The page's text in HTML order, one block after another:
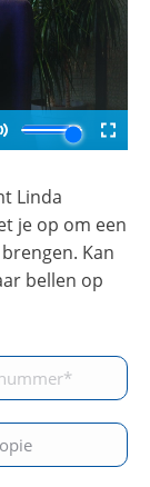
Linda
je op om een
Kan
bellen op